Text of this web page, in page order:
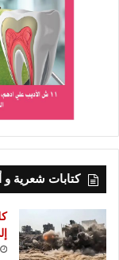
كتابات شعرية و